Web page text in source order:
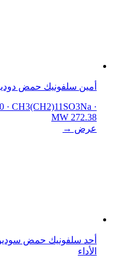
أمين سلفونيك حمض دوديكان-1، ملح
· CH3(CH2)11SO3Na ·
MW 272.38
عرض →
أحد سلفونيك حمض
الأداء